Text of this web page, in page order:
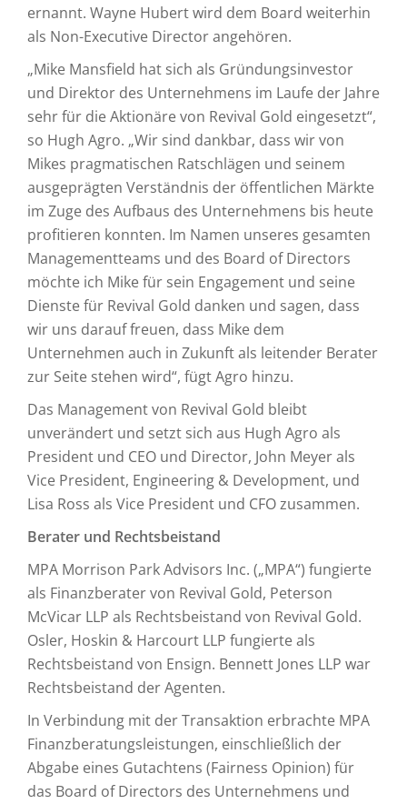
ernannt. Wayne Hubert wird dem Board weiterhin
als Non-Executive Director angehören.
„Mike Mansfield hat sich als Gründungsinvestor
und Direktor des Unternehmens im Laufe der Jahre
sehr für die Aktionäre von Revival Gold eingesetzt“,
so Hugh Agro. „Wir sind dankbar, dass wir von
Mikes pragmatischen Ratschlägen und seinem
ausgeprägten Verständnis der öffentlichen Märkte
im Zuge des Aufbaus des Unternehmens bis heute
profitieren konnten. Im Namen unseres gesamten
Managementteams und des Board of Directors
möchte ich Mike für sein Engagement und seine
Dienste für Revival Gold danken und sagen, dass
wir uns darauf freuen, dass Mike dem
Unternehmen auch in Zukunft als leitender Berater
zur Seite stehen wird“, fügt Agro hinzu.
Das Management von Revival Gold bleibt
unverändert und setzt sich aus Hugh Agro als
President und CEO und Director, John Meyer als
Vice President, Engineering & Development, und
Lisa Ross als Vice President und CFO zusammen.
Berater und Rechtsbeistand
MPA Morrison Park Advisors Inc. („MPA“) fungierte
als Finanzberater von Revival Gold, Peterson
McVicar LLP als Rechtsbeistand von Revival Gold.
Osler, Hoskin & Harcourt LLP fungierte als
Rechtsbeistand von Ensign. Bennett Jones LLP war
Rechtsbeistand der Agenten.
In Verbindung mit der Transaktion erbrachte MPA
Finanzberatungsleistungen, einschließlich der
Abgabe eines Gutachtens (Fairness Opinion) für
das Board of Directors des Unternehmens und